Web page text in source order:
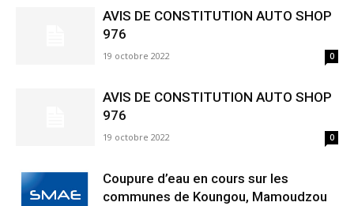
AVIS DE CONSTITUTION AUTO SHOP
976
19 octobre 2022 0
AVIS DE CONSTITUTION AUTO SHOP
976
19 octobre 2022 0
Coupure d’eau en cours sur les
communes de Koungou, Mamoudzou